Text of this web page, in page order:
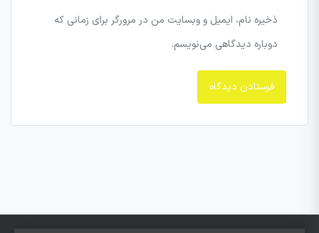
ذخیره نام، ایمیل و وبسایت من در مرورگر برای زمانی که
دوباره دیدگاهی می‌نویسم.